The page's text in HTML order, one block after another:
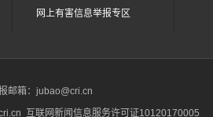
网上有害信息举报专区
邮箱：jubao@cri.cn
互联网新闻信息服务许可证10120170005